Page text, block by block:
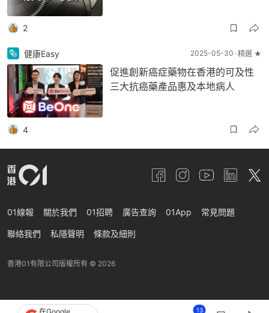
2
健康Easy 2025-05-30 精選 ★
促進創新癌症藥物在香港的可及性
三大抗癌藥產品惠及本地病人
4
13
01線報 關於我們 01招聘 廣告查詢 01App 常見問題
聯絡我們 私隱聲明 條款及細則
香港01有限公司版權所有 © 2026